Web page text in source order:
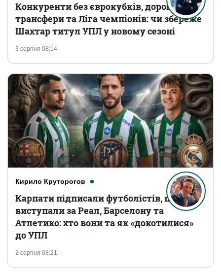
3 серпня 08:14
Конкуренти без єврокубків, дорогі
трансфери та Ліга чемпіонів: чи збереже
Шахтар титул УПЛ у новому сезоні
Кирило Круторогов
2 серпня 08:21
Карпати підписали футболістів, що
виступали за Реал, Барселону та
Атлетико: хто вони та як «докотилися»
до УПЛ